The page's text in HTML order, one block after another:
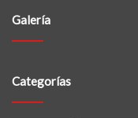
Galería
Categorías